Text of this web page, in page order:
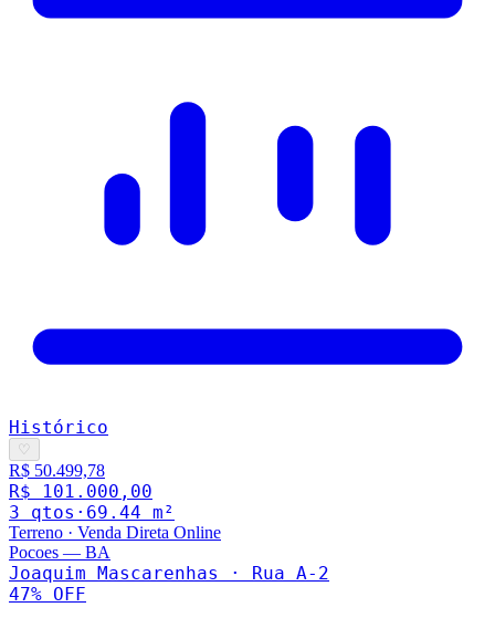
Histórico
♡
R$ 50.499,78
R$ 101.000,00
3 qtos · 69.44 m²
Terreno · Venda Direta Online
Pocoes — BA
Joaquim Mascarenhas · Rua A-2
47% OFF